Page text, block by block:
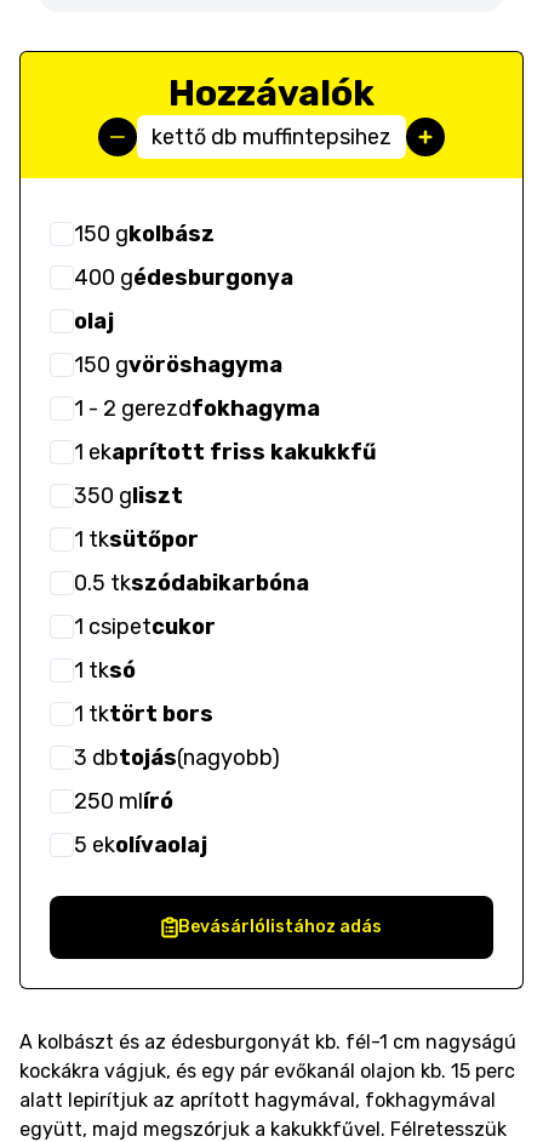
Hozzávalók
kettő db muffintepsihez
150 gkolbász
400 gédesburgonya
olaj
150 gvöröshagyma
1 - 2 gerezdfokhagyma
1 ekaprított friss kakukkfű
350 gliszt
1 tksütőpor
0.5 tkszódabikarbóna
1 csipetcukor
1 tksó
1 tktört bors
3 dbtojás(nagyobb)
250 mlíró
5 ekolívaolaj
Bevásárlólistához adás
A kolbászt és az édesburgonyát kb. fél-1 cm nagyságú
kockákra vágjuk, és egy pár evőkanál olajon kb. 15 perc
alatt lepirítjuk az aprított hagymával, fokhagymával
együtt, majd megszórjuk a kakukkfűvel. Félretesszük